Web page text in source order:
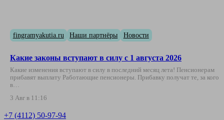
fingramyakutia.ru Наши партнёры Новости
Какие законы вступают в силу с 1 августа 2026
Какие изменения вступают в силу в последний месяц лета! Пенсионерам
прибавят выплату Работающие пенсионеры. Прибавку получат те, за кого
в…
3 Авг в 11:16
+7 (4112) 50-97-94